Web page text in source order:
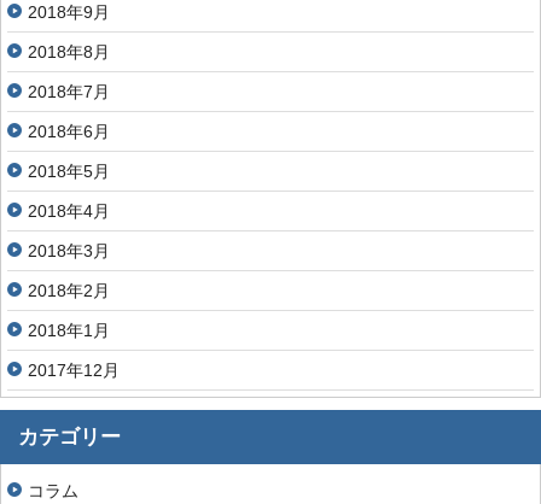
2018年9月
2018年8月
2018年7月
2018年6月
2018年5月
2018年4月
2018年3月
2018年2月
2018年1月
2017年12月
カテゴリー
コラム